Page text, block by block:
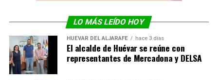
LO MÁS LEÍDO HOY
HUÉVAR DEL ALJARAFE hace 3 días
El alcalde de Huévar se reúne con
representantes de Mercadona y DELSA